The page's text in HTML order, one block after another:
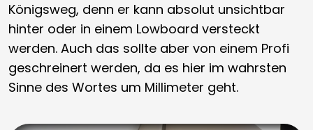
Königsweg, denn er kann absolut unsichtbar
hinter oder in einem Lowboard versteckt
werden. Auch das sollte aber von einem Profi
geschreinert werden, da es hier im wahrsten
Sinne des Wortes um Millimeter geht.